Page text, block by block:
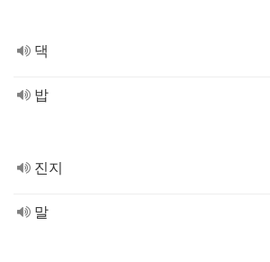
댁
밥
진지
말